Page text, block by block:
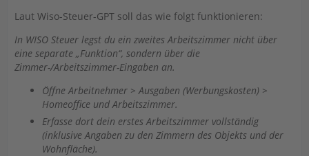
Laut Wiso-Steuer-GPT soll das wie folgt funktionieren:
In WISO Steuer legst du ein zweites Arbeitszimmer nicht über
eine separate „Funktion“, sondern über die
Zimmer-/Arbeitszimmer-Eingaben an.
Öffne Arbeitnehmer > Ausgaben (Werbungskosten) >
Homeoffice und Arbeitszimmer.
Erfasse dort dein erstes Arbeitszimmer vollständig
(inklusive Angaben zu den Zimmern des Objekts und der
Wohnfläche).